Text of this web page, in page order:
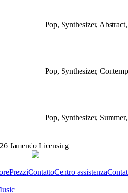
Pop, Synthesizer,
Pop, Synthesizer,
Pop, Synthesizer,
Jamendo Licensing
PrezziContattoCentro assistenza